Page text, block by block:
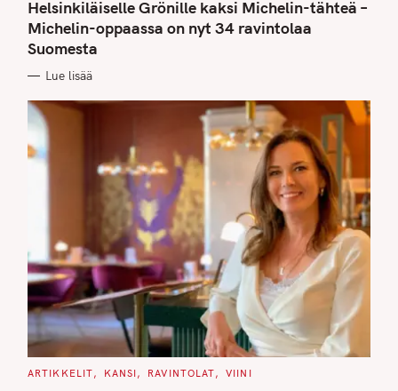
T
E
G
O
R
I
S
Helsinkiläiselle Grönille kaksi Michelin-tähteä –
Michelin-oppaassa on nyt 34 ravintolaa
Suomesta
Lue lisää
C
ARTIKKELIT KANSI RAVINTOLAT VIINI